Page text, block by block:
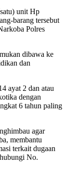
unit Hp
barang tersebut
Polres
dibawa ke
dan
ayat 2 dan atau
dengan
6 tahun paling
agar
membantu
terkait dugaan
No.